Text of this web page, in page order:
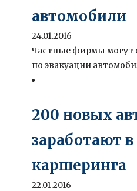
автомобили
24.01.2016
Частные фирмы могут
по эвакуации
200 новых
заработают
каршеринга
22.01.2016